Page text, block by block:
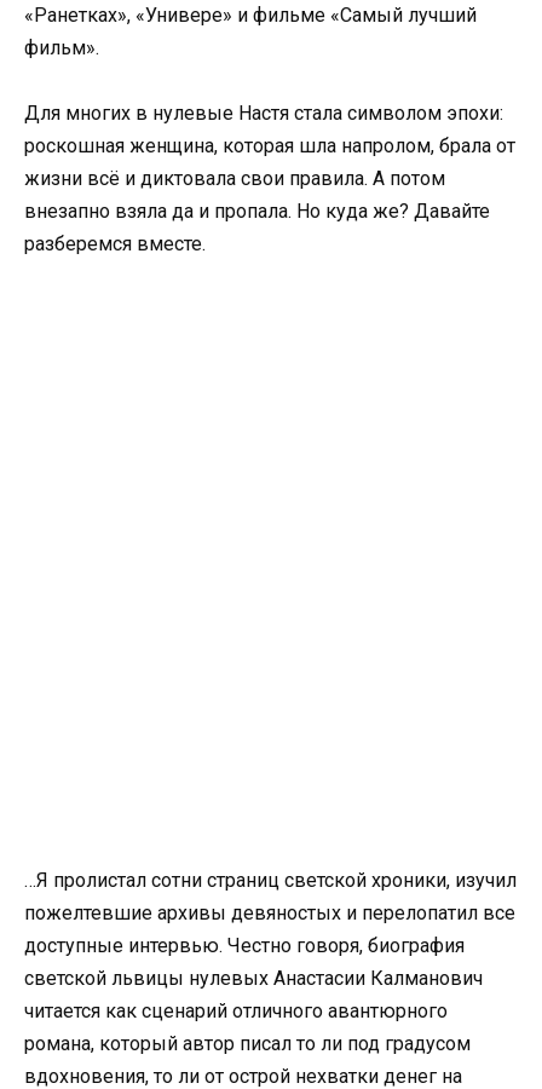
«Ранетках», «Универе» и фильме «Самый лучший
фильм».
Для многих в нулевые Настя стала символом эпохи:
роскошная женщина, которая шла напролом, брала от
жизни всё и диктовала свои правила. А потом
внезапно взяла да и пропала. Но куда же? Давайте
разберемся вместе.
…Я пролистал сотни страниц светской хроники, изучил
пожелтевшие архивы девяностых и перелопатил все
доступные интервью. Честно говоря, биография
светской львицы нулевых Анастасии Калманович
читается как сценарий отличного авантюрного
романа, который автор писал то ли под градусом
вдохновения, то ли от острой нехватки денег на